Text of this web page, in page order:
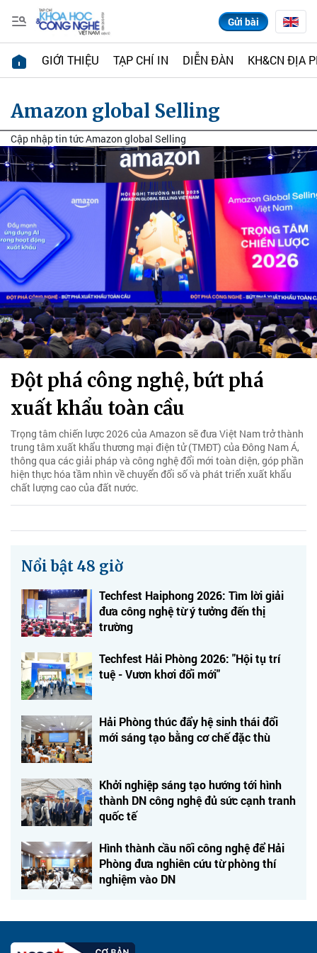
Gửi bài
GIỚI THIỆU TẠP CHÍ IN DIỄN ĐÀN KH&CN ĐỊA
Amazon global Selling
Cập nhập tin tức Amazon global Selling
Đột phá công nghệ, bứt phá
xuất khẩu toàn cầu
Trọng tâm chiến lược 2026 của Amazon sẽ đưa Việt Nam trở thành
trung tâm xuất khẩu thương mại điện tử (TMĐT) của Đông Nam Á,
thông qua các giải pháp và công nghệ đổi mới toàn diện, góp phần
hiện thực hóa tầm nhìn về chuyển đổi số và phát triển xuất khẩu
chất lượng cao của đất nước.
Nổi bật 48 giờ
Techfest Haiphong 2026: Tìm lời giải
đưa công nghệ từ ý tưởng đến thị
trường
Techfest Hải Phòng 2026: "Hội tụ trí
tuệ - Vươn khơi đổi mới"
Hải Phòng thúc đẩy hệ sinh thái đổi
mới sáng tạo bằng cơ chế đặc thù
Khởi nghiệp sáng tạo hướng tới hình
thành DN công nghệ đủ sức cạnh tranh
quốc tế
Hình thành cầu nối công nghệ để Hải
Phòng đưa nghiên cứu từ phòng thí
nghiệm vào DN